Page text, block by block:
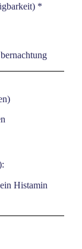
*
Histamin